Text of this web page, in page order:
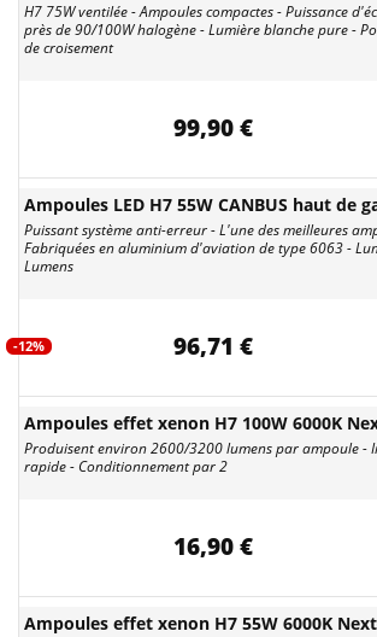
H7 75W ventilée - Ampoules compactes - Puissance
près de 90/100W halogène - Lumière blanche pure -
de croisement
99,90 €
Ampoules LED H7 55W CANBUS haut de
Puissant système anti-erreur - L'une des meilleures
Fabriquées en aluminium d'aviation de type 6063 -
Lumens
-12% 96,71 €
Ampoules effet xenon H7 100W 6000K
Produisent environ 2600/3200 lumens par ampoule -
rapide - Conditionnement par 2
16,90 €
Ampoules effet xenon H7 55W 6000K